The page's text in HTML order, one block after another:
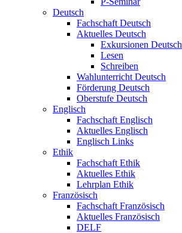
Deutsch
Fachschaft Deutsch
Aktuelles Deutsch
Exkursionen Deutsch
Lesen
Schreiben
Wahlunterricht Deutsch
Förderung Deutsch
Oberstufe Deutsch
Englisch
Fachschaft Englisch
Aktuelles Englisch
Englisch Links
Ethik
Fachschaft Ethik
Aktuelles Ethik
Lehrplan Ethik
Französisch
Fachschaft Französisch
Aktuelles Französisch
DELF